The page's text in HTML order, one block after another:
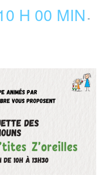
H 00 MIN -